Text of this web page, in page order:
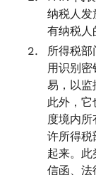
纳税人发
有纳税人
所得税部
用识别
易，以监
此外，
度境内
许所得税
起来。此
信函、法